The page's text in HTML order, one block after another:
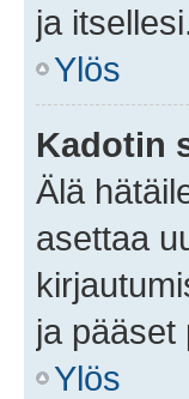
ja
Ylös
Kadotin
Älä
asettaa
ja pääset
Ylös